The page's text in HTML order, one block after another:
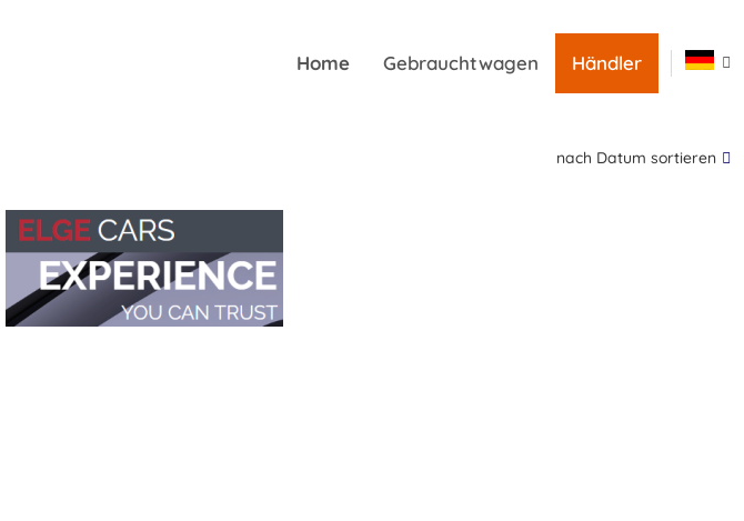
Home Gebrauchtwagen Händler
nach Datum sortieren